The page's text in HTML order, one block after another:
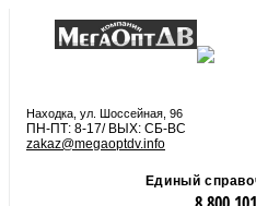
Находка, ул. Шоссейная, 96
ПН-ПТ: 8-17/ ВЫХ: СБ-ВС
zakaz@megaoptdv.info
Единый